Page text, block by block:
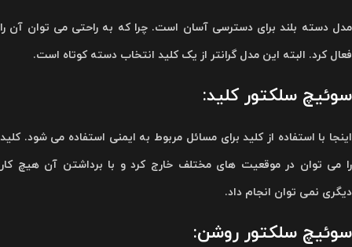
مدل دسته بلند برای دسترسی آسان است. چرا که به راحتی می توان آن را
فعال کرد. البته این مدل گرانتر از یک کلید انتخاب دسته کوتاه است.
سوئیچ سلکتور کلید:
اینجا با استفاده از کلید برای مسائل مربوط به ایمنی استفاده می شود. کلید
را می توان در موقعیت های مختلف خارج کرد و با برداشتن آن هیچ کار
دیگری نمی توان انجام داد.
سوئیچ سلکتور روشن: